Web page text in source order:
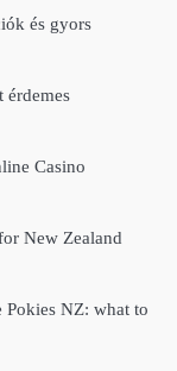
és gyors
érdemes
Casino
New Zealand
NZ: what to